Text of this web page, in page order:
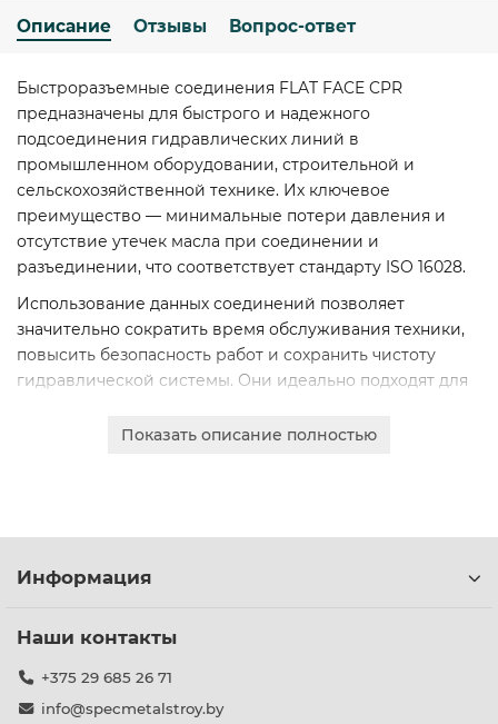
Описание Отзывы Вопрос-ответ
Быстроразъемные соединения FLAT FACE CPR
предназначены для быстрого и надежного
подсоединения гидравлических линий в
промышленном оборудовании, строительной и
сельскохозяйственной технике. Их ключевое
преимущество — минимальные потери давления и
отсутствие утечек масла при соединении и
разъединении, что соответствует стандарту ISO 16028.
Использование данных соединений позволяет
значительно сократить время обслуживания техники,
повысить безопасность работ и сохранить чистоту
гидравлической системы. Они идеально подходят для
подобрать оптимальное решение для любой задачи.
Показать описание полностью
Информация
Наши контакты
+375 29 685 26 71
info@specmetalstroy.by